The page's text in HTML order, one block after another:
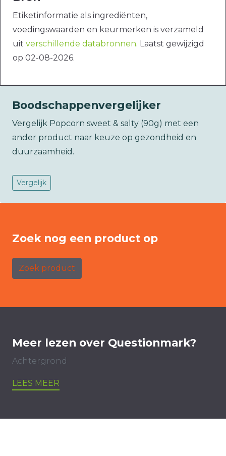
Etiketinformatie als ingrediënten,
voedingswaarden en keurmerken is verzameld
uit verschillende databronnen. Laatst gewijzigd
op 02-08-2026.
Boodschappenvergelijker
Vergelijk Popcorn sweet & salty (90g) met een
ander product naar keuze op gezondheid en
duurzaamheid.
Vergelijk
Zoek nog een product op
Zoek product
Meer lezen over Questionmark?
Achtergrond
LEES MEER